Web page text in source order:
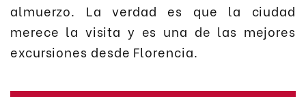
almuerzo. La verdad es que la ciudad
merece la visita y es una de las mejores
excursiones desde Florencia.